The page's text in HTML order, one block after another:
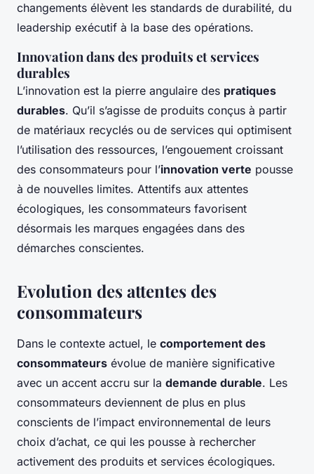
changements élèvent les standards de durabilité, du
leadership exécutif à la base des opérations.
Innovation dans des produits et services
durables
L’innovation est la pierre angulaire des pratiques
durables. Qu’il s’agisse de produits conçus à partir
de matériaux recyclés ou de services qui optimisent
l’utilisation des ressources, l’engouement croissant
des consommateurs pour l’innovation verte pousse
à de nouvelles limites. Attentifs aux attentes
écologiques, les consommateurs favorisent
désormais les marques engagées dans des
démarches conscientes.
Evolution des attentes des
consommateurs
Dans le contexte actuel, le comportement des
consommateurs évolue de manière significative
avec un accent accru sur la demande durable. Les
consommateurs deviennent de plus en plus
conscients de l’impact environnemental de leurs
choix d’achat, ce qui les pousse à rechercher
activement des produits et services écologiques.